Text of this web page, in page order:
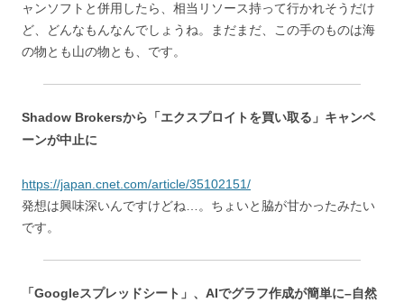
ャンソフトと併用したら、相当リソース持って行かれそうだけ
ど、どんなもんなんでしょうね。まだまだ、この手のものは海
の物とも山の物とも、です。
Shadow Brokersから「エクスプロイトを買い取る」キャンペ
ーンが中止に
https://japan.cnet.com/article/35102151/
発想は興味深いんですけどね…。ちょいと脇が甘かったみたい
です。
「Googleスプレッドシート」、AIでグラフ作成が簡単に–自然